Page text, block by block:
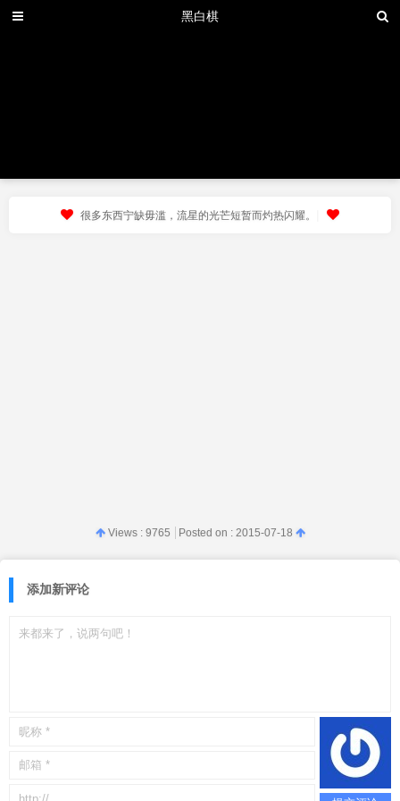
黑白棋
很多东西宁缺毋滥，流星的光芒短暂而灼热闪耀。
Views : 9765 Posted on : 2015-07-18
添加新评论